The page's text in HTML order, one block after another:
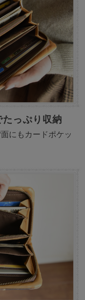
っぷり収納
にもカードポケッ